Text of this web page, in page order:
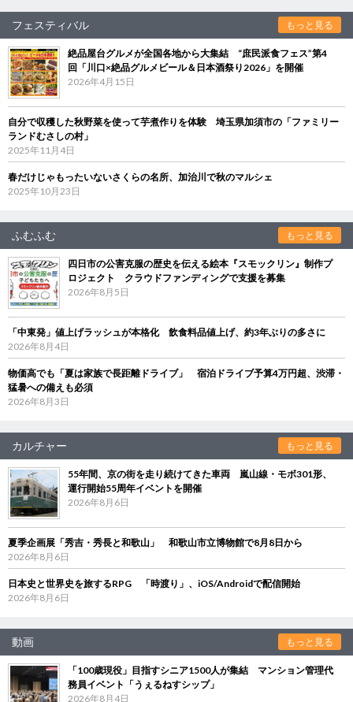
フェスティバル もっと見る
絶品屋台グルメが全国各地から大集結 “庶民派食フェス”第4
回「川口×絶品グルメビール＆日本酒祭り2026」を開催
2026年4月15日
自分で収穫した秋野菜を使って芋煮作りを体験 埼玉県加須市の「ファミリー
ランドむさしの村」
2025年11月4日
春だけじゃもったいないさくらの名所、加治川で秋のマルシェ
2025年10月23日
ふむふむ もっと見る
四日市の公害克服の歴史を伝える絵本『スモックリン』制作プ
ロジェクト クラウドファンディングで支援を募集
2026年8月5日
「中東発」値上げラッシュが本格化 飲食料品値上げ、約3年ぶりの多さに
2026年8月4日
物価高でも「夏は家族で長距離ドライブ」 宿泊ドライブ予算4万円超、渋滞・
猛暑への備えも必須
2026年8月3日
カルチャー もっと見る
55年間、京の街を走り続けてきた車両 嵐山線・モボ301形、
運行開始55周年イベントを開催
2026年8月6日
夏季企画展「秀吉・秀長と和歌山」 和歌山市立博物館で8月8日から
2026年8月6日
日本史と世界史を旅するRPG 「時渡り」、iOS/Androidで配信開始
2026年8月6日
動画 もっと見る
「100歳現役」目指すシニア1500人が集結 マンション管理代
務員イベント「うぇるねすシップ」
2026年8月4日